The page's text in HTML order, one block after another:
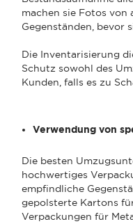
machen sie Fotos von
Gegenständen, bevor
Die Inventarisierung
Schutz sowohl des
Kunden, falls es zu
Verwendung von
Die besten
hochwertiges
empfindliche
gepolsterte Kartons
Verpackungen für